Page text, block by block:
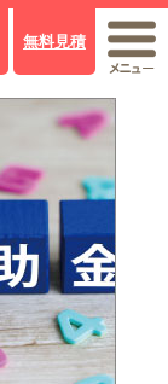
無料見積